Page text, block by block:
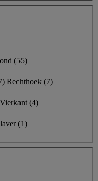
(55)
) Rechthoek (7)
Vierkant (4)
(1)